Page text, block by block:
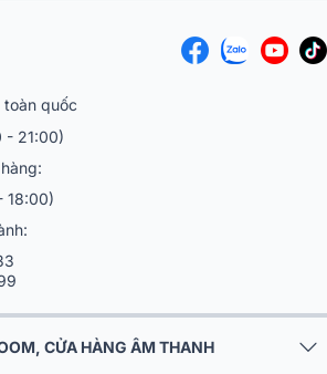
toàn quốc
- 21:00)
18:00)
CỬA HÀNG ÂM THANH